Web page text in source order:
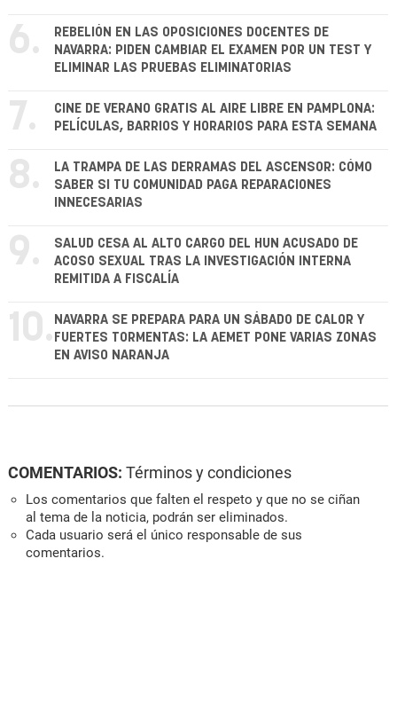
6.
REBELIÓN EN LAS OPOSICIONES DOCENTES DE
NAVARRA: PIDEN CAMBIAR EL EXAMEN POR UN TEST Y
ELIMINAR LAS PRUEBAS ELIMINATORIAS
7.
CINE DE VERANO GRATIS AL AIRE LIBRE EN PAMPLONA:
PELÍCULAS, BARRIOS Y HORARIOS PARA ESTA SEMANA
8.
LA TRAMPA DE LAS DERRAMAS DEL ASCENSOR: CÓMO
SABER SI TU COMUNIDAD PAGA REPARACIONES
INNECESARIAS
9.
SALUD CESA AL ALTO CARGO DEL HUN ACUSADO DE
ACOSO SEXUAL TRAS LA INVESTIGACIÓN INTERNA
REMITIDA A FISCALÍA
10. NAVARRA SE PREPARA PARA UN SÁBADO DE CALOR Y
FUERTES TORMENTAS: LA AEMET PONE VARIAS ZONAS
EN AVISO NARANJA
COMENTARIOS: Términos y condiciones
Los comentarios que falten el respeto y que no se ciñan
al tema de la noticia, podrán ser eliminados.
Cada usuario será el único responsable de sus
comentarios.